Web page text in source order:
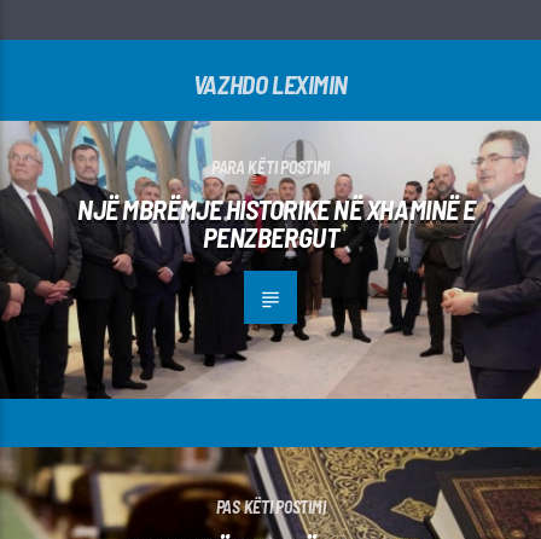
VAZHDO LEXIMIN
PARA KËTI POSTIMI
NJË MBRËMJE HISTORIKE NË XHAMINË E
PENZBERGUT
PAS KËTI POSTIMI